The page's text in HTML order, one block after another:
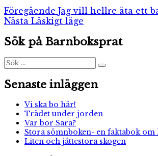
Inläggsnavigering
Föregående Föregående
inlägg:
Jag vill hellre äta ett
Nästa Nästa
Läskigt läge
Sök på Barnboksprat
Sök
efter:
Sök
Senaste inläggen
Vi ska bo här!
Trädet under jorden
Var bor Sara?
Stora sömnboken- en faktabok
Liten och jättestora skogen